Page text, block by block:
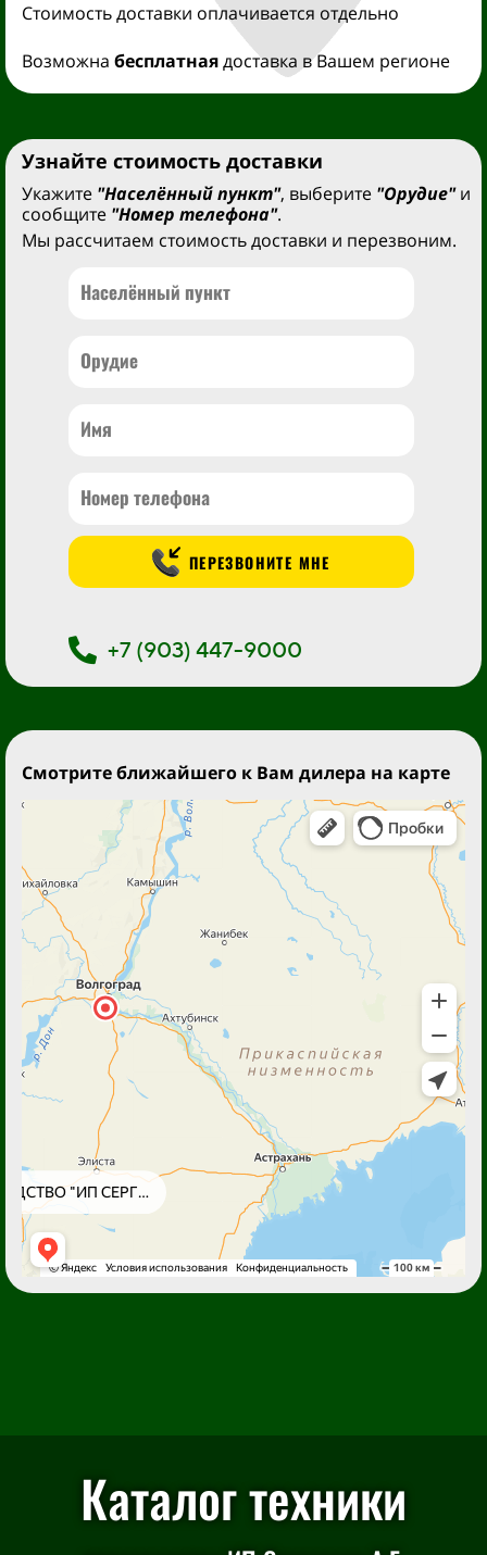
Стоимость доставки оплачивается отдельно
Возможна бесплатнаядоставка в Вашем регионе
Узнайте стоимость доставки
Укажите "Населённый пункт", выберите "Орудие"и
сообщите "Номер телефона".
Мы рассчитаем стоимость доставки и перезвоним.
ПЕРЕЗВОНИТЕ МНЕ
+7 (903) 447-9000
Смотрите ближайшего к Вам дилера на карте
Каталог техники